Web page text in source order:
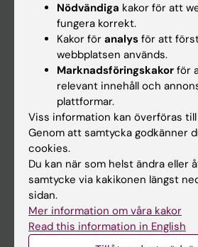
Forskning
Kalender
Student
Ladok
Canvas
Schema
Nödvändiga kakor för att
fungera korrekt.
Kakor för analys för att
webbplatsen används.
Marknadsföringskakor för
relevant innehåll och
plattformar.
Viss information kan överföras
Genom att samtycka godkänner
cookies.
Du kan när som helst ändra eller
samtycke via kakikonen längst
sidan.
Mer information om våra kakor
Read this information in English